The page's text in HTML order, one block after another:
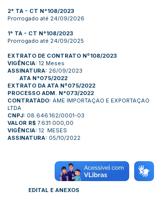
2° TA - CT N°108/2023
Prorrogado até 24/09/2026
1° TA - CT N°108/2023
Prorrogado até 24/09/2025
EXTRATO DE CONTRATO Nº108/2023
VIGÊNCIA: 12 Meses
ASSINATURA: 26/09/2023
ATA N°075/2022
EXTRATO DA ATA Nº075/2022
PROCESSO ADM. N°073/2022
CONTRATADO: AME IMPORTAÇAO E EXPORTAÇAO
LTDA
CNPJ: 08.646.162/0001-03
VALOR R$ 7.631.000,00
VIGÊNCIA: 12 MESES
ASSINATURA: 05/10/2022
EDITAL E ANEXOS